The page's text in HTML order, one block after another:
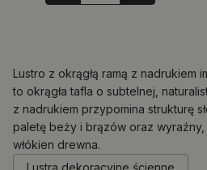
0.00zł
Lustro z okrągłą ramą z nadrukiem
to okrągła tafla o subtelnej,
z nadrukiem przypomina strukturę
paletę beży i brązów oraz
włókien drewna.
Lustra dekoracyjne ścienne